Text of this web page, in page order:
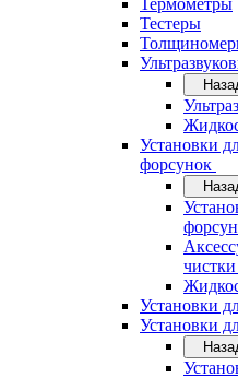
Термометры
Тестеры
Установки
форсунок
Установки
Установки